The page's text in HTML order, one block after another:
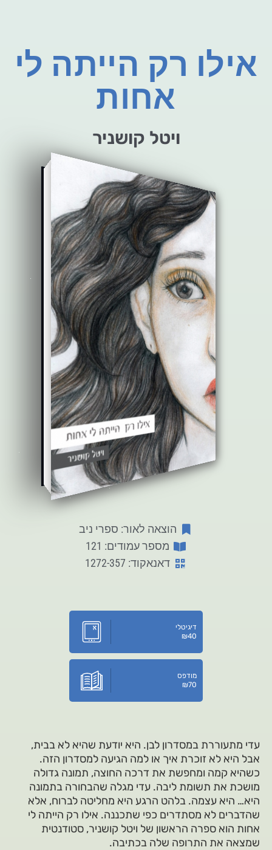
אילו רק הייתה לי
אחות
ויטל קושניר
הוצאה לאור: ספרי ניב
מספר עמודים: 121
דאנאקוד: 1272-357
דיגיטלי
₪40
מודפס
₪70
עדי מתעוררת במסדרון לבן. היא יודעת שהיא לא בבית,
אבל היא לא זוכרת איך או למה הגיעה למסדרון הזה.
כשהיא קמה ומחפשת את דרכה החוצה, תמונה גדולה
מושכת את תשומת ליבה. עדי מגלה שהבחורה בתמונה
היא… היא עצמה. בלהט הרגע היא מחליטה לברוח, אלא
שהדברים לא מסתדרים כפי שתכננה. אילו רק הייתה לי
אחות הוא ספרה הראשון של ויטל קושניר, סטודנטית
שמצאה את התרופה שלה בכתיבה.